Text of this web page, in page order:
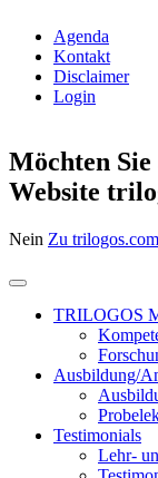
Agenda
Kontakt
Disclaimer
Login
Möchten
Website
Nein Zu
TRILOGOS
Ausbildung/
Testimonials
Lehr-